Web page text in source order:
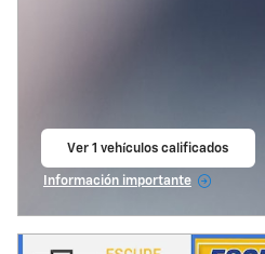
Ver 1 vehículos calificados
Información importante